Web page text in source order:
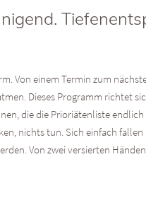
Von einem Termin zum
Dieses Programm richtet
die die Prioriätenliste
nichts tun. Sich einfach
Von zwei versierten